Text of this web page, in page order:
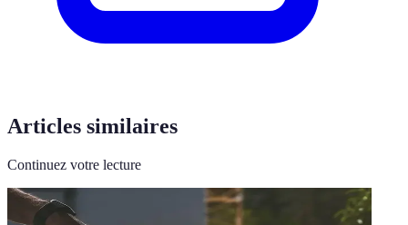
Articles similaires
Continuez votre lecture